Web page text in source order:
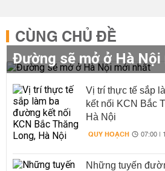
CÙNG CHỦ ĐỀ
Đường sẽ mở ở Hà Nội
Vị trí thực tế sắp
kết nối KCN Bắc
Hà Nội
QUY HOẠCH 07:00 |
Những tuyến